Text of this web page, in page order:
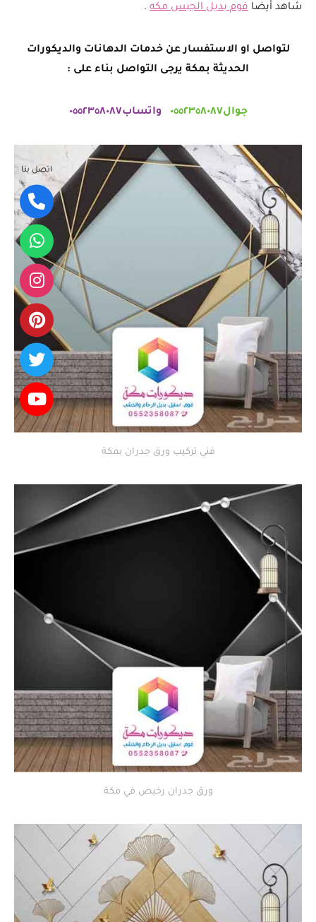
شاهد أيضا فوم بديل الجبس مكه .
لتواصل او الاستفسار عن خدمات الدهانات والديكورات
الحديثة بمكة يرجى التواصل بناء على :
جوال٠٥٥٢٣٥٨٠٨٧ واتساب٠٥٥٢٣٥٨٠٨٧
فني تركيب ورق جدران بمكة
ورق جدران رخيص في مكة
اتصل بنا